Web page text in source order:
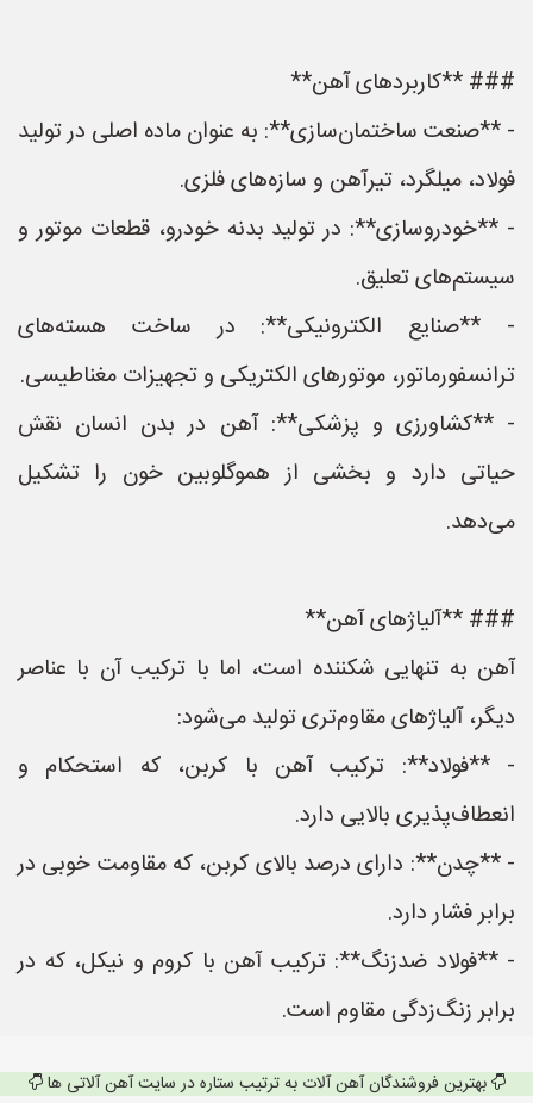
### **کاربردهای آهن**
- **صنعت ساختمان‌سازی**: به عنوان ماده اصلی در تولید
فولاد، میلگرد، تیرآهن و سازه‌های فلزی.
- **خودروسازی**: در تولید بدنه خودرو، قطعات موتور و
سیستم‌های تعلیق.
- **صنایع الکترونیکی**: در ساخت هسته‌های
ترانسفورماتور، موتورهای الکتریکی و تجهیزات مغناطیسی.
- **کشاورزی و پزشکی**: آهن در بدن انسان نقش
حیاتی دارد و بخشی از هموگلوبین خون را تشکیل
می‌دهد.
### **آلیاژهای آهن**
آهن به تنهایی شکننده است، اما با ترکیب آن با عناصر
دیگر، آلیاژهای مقاوم‌تری تولید می‌شود:
- **فولاد**: ترکیب آهن با کربن، که استحکام و
انعطاف‌پذیری بالایی دارد.
- **چدن**: دارای درصد بالای کربن، که مقاومت خوبی در
برابر فشار دارد.
- **فولاد ضدزنگ**: ترکیب آهن با کروم و نیکل، که در
برابر زنگ‌زدگی مقاوم است.
بهترین فروشندگان آهن آلات به ترتیب ستاره در سایت آهن آلاتی ها